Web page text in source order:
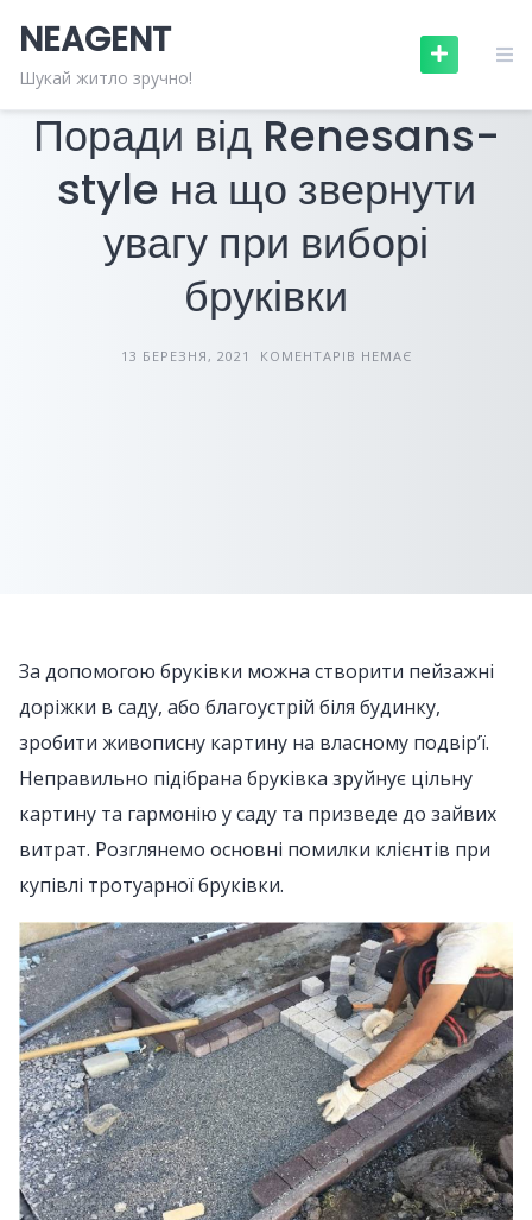
content
NEAGENT
Шукай житло зручно!БУДІВНИЦТВО ТА РЕМОНТ
Поради від Renesans-
style на що звернути
увагу при виборі
бруківки
13 БЕРЕЗНЯ, 2021 КОМЕНТАРІВ НЕМАЄ
За допомогою бруківки можна створити пейзажні
доріжки в саду, або благоустрій біля будинку,
зробити живописну картину на власному подвір’ї.
Неправильно підібрана бруківка зруйнує цільну
картину та гармонію у саду та призведе до зайвих
витрат. Розглянемо основні помилки клієнтів при
купівлі тротуарної бруківки.